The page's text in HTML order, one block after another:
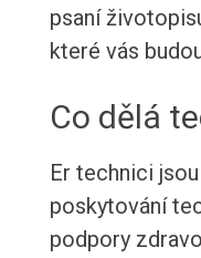
psaní
které vás
Co dělá
Er technici
poskytování
podpory